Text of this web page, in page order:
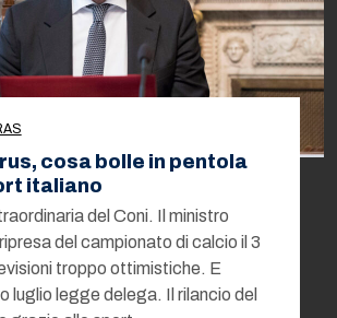
cosa bolle in pentola
italiano
del Coni. Il ministro
del campionato di calcio il 3
troppo ottimistiche. E
luglio legge delega. Il rilancio del